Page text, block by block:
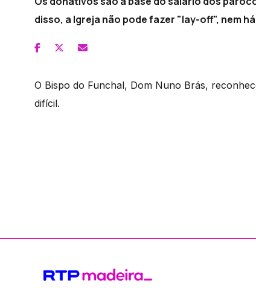
disso, a Igreja não pode fazer "lay-off", nem
O Bispo do Funchal, Dom Nuno Brás,
difícil.